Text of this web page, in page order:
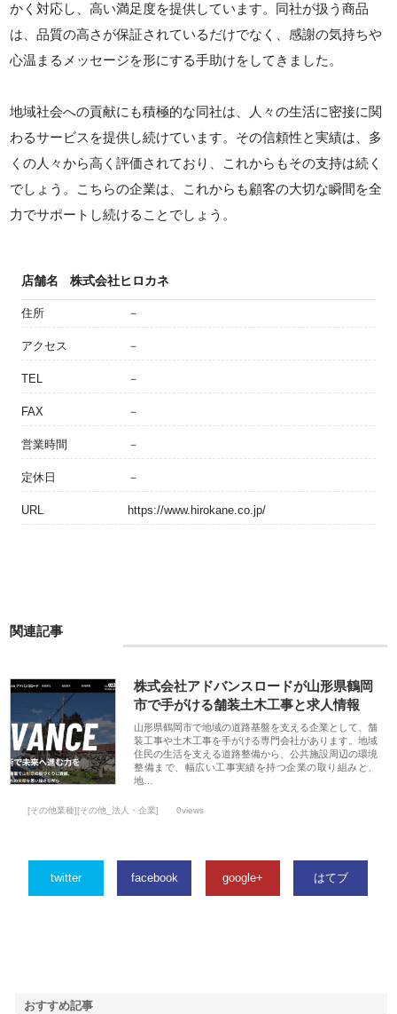
かく対応し、高い満足度を提供しています。同社が扱う商品
は、品質の高さが保証されているだけでなく、感謝の気持ちや
心温まるメッセージを形にする手助けをしてきました。
地域社会への貢献にも積極的な同社は、人々の生活に密接に関
わるサービスを提供し続けています。その信頼性と実績は、多
くの人々から高く評価されており、これからもその支持は続く
でしょう。こちらの企業は、これからも顧客の大切な瞬間を全
力でサポートし続けることでしょう。
店舗名 株式会社ヒロカネ
住所 －
アクセス －
TEL －
FAX －
営業時間 －
定休日 －
URL https://www.hirokane.co.jp/
関連記事
株式会社アドバンスロードが山形県鶴岡
市で手がける舗装土木工事と求人情報
山形県鶴岡市で地域の道路基盤を支える企業として、舗
装工事や土木工事を手がける専門会社があります。地域
住民の生活を支える道路整備から、公共施設周辺の環境
整備まで、幅広い工事実績を持つ企業の取り組みと、
地…
[その他業種][その他_法人・企業] 0views
twitter facebook google+ はてブ
おすすめ記事